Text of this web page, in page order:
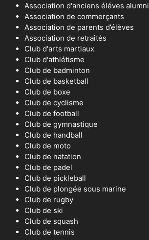
Association d'anciens éléves alumni
Association de commerçants
Association de parents d’élèves
Association de retraités
Club d'arts martiaux
Club d'athlétisme
Club de badminton
Club de basketball
Club de boxe
Club de cyclisme
Club de football
Club de gymnastique
Club de handball
Club de moto
Club de natation
Club de padel
Club de pickleball
Club de plongée sous marine
Club de rugby
Club de ski
Club de squash
Club de tennis